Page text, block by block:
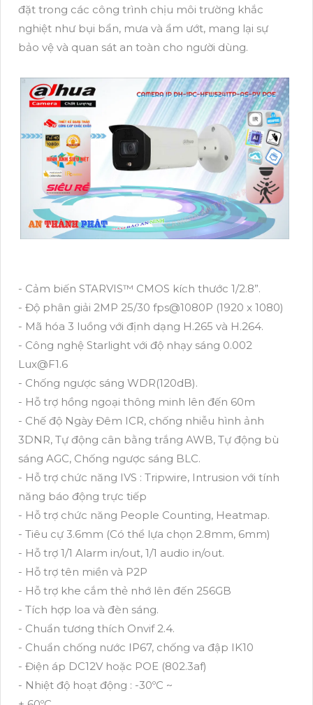
đặt trong các công trình chịu môi trường khắc
nghiệt như bụi bẩn, mưa và ẩm ướt, mang lại sự
bảo vệ và quan sát an toàn cho người dùng.
- Cảm biến STARVIS™ CMOS kích thước 1/2.8”.
- Độ phân giải 2MP 25/30 fps@1080P (1920 x 1080)
- Mã hóa 3 luồng với định dạng H.265 và H.264.
- Công nghệ Starlight với độ nhạy sáng 0.002
Lux@F1.6
- Chống ngược sáng WDR(120dB).
- Hỗ trợ hồng ngoại thông minh lên đến 60m
- Chế độ Ngày Đêm ICR, chống nhiễu hình ảnh
3DNR, Tự động cân bằng trắng AWB, Tự động bù
sáng AGC, Chống ngược sáng BLC.
- Hỗ trợ chức năng IVS : Tripwire, Intrusion với tính
năng báo động trực tiếp
- Hỗ trợ chức năng People Counting, Heatmap.
- Tiêu cự 3.6mm (Có thể lựa chọn 2.8mm, 6mm)
- Hỗ trợ 1/1 Alarm in/out, 1/1 audio in/out.
- Hỗ trợ tên miền và P2P
- Hỗ trợ khe cắm thẻ nhớ lên đến 256GB
- Tích hợp loa và đèn sáng.
- Chuẩn tương thích Onvif 2.4.
- Chuẩn chống nước IP67, chống va đập IK10
- Điện áp DC12V hoặc POE (802.3af)
- Nhiệt độ hoạt động : -30ºC ~